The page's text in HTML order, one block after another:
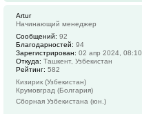
Artur
Начинающий менеджер
Сообщений: 92
Благодарностей: 94
Зарегистрирован: 02 апр 2024, 08:10
Откуда: Ташкент, Узбекистан
Рейтинг: 582
Кизирик (Узбекистан)
Крумовград (Болгария)
Сборная Узбекистана (юн.)